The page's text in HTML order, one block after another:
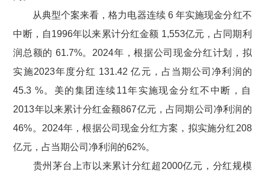
从典型个案来看，格力电器连续6年实施现金分红不
中断，自1996年以来累计分红金额 1,553亿元，占同期利
润总额的 61.7%。 2024年，根据公司现金分红计划，拟
实施2023年度分红 131.42亿元，占当期公司净利润的
45.3 %。美的集团连续11年实施现金分红不中断，自
2013年以来累计分红金额867亿元，占同期公司净利润的
46%。 2024年，根据公司现金分红方案，拟实施分红208
亿元，占当期公司净利润的62%。
贵州茅台上市以来累计分红超 2000亿元，分红规模